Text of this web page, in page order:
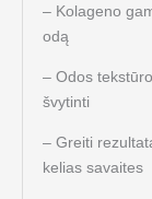
– Kolageno
odą
– Odos
švytinti
– Greiti
kelias savaites